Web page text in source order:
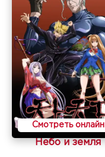
Смотреть онлайн
Небо и земля